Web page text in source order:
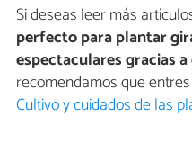
Si deseas leer más
perfecto para plantar
espectaculares gracias
recomendamos que
Cultivo y cuidados de las